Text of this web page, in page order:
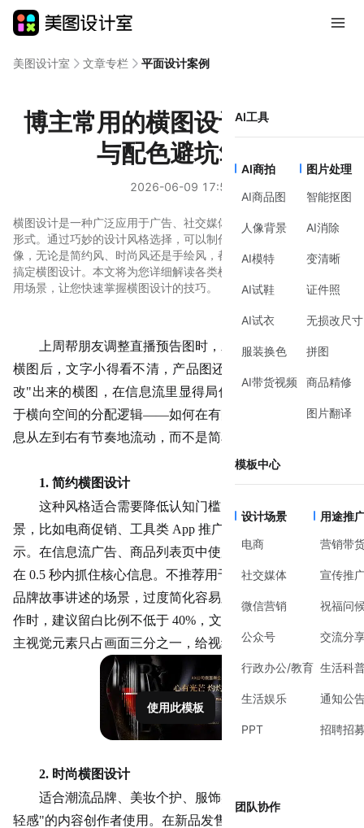
AI工具
AI商拍
AI商品图
人像背景
AI模特
AI试鞋
AI试衣
服装换色
AI带货视频
图片处理
智能抠图
AI消除
变清晰
证件照
无损改尺寸
拼图
商品精修
图片翻译
模板中心
设计场景
电商
社交媒体
微信营销
公众号
行政办公/教育
生活娱乐
PPT
用途推
营销带
宣传推
祝福问
交流分
生活科
通知公
招聘招
团队协作
美图设计室 文章专栏 平面设计案例
博主常用的横图设计排版逻辑
与配色避坑笔记
2026-06-09 17:57
横图设计是一种广泛应用于广告、社交媒体和商业宣传的视觉设计
形式。通过巧妙的设计风格选择，可以制作出吸引眼球的优质图
像，无论是简约风、时尚风还是手绘风，都能在美图设计室中轻松
搞定横图设计。本文将为您详细解读各类横图设计模板的特点和应
用场景，让您快速掌握横图设计的技巧。
上周帮朋友调整直播预告图时，发现把竖版海报硬拉成
横图后，文字小得看不清，产品图还被截了一半。这种
改"出来的横图，在信息流里显得局促又业余。其实问题在
于横向空间的分配逻辑——如何在有限的垂直高度里，让信
息从左到右有节奏地流动，而不是简单地把竖图内容压扁。
1. 简约横图设计
这种风格适合需要降低认知门槛、快速传递信息的场
景，比如电商促销、工具类 App 推广或标准化的商品展
示。在信息流广告、商品列表页中使用效果最好，能让用户
在 0.5 秒内抓住核心信息。不推荐用于需要营造情感氛围或
品牌故事讲述的场景，过度简化容易显得冷漠疏离。实际操
作时，建议留白比例不低于 40%，文字控制在两行以内，
主视觉元素只占画面三分之一，给视线留出呼吸空间。
使用此模板
2. 时尚横图设计
适合潮流品牌、美妆个护 、服饰类目，或需要塑造
轻感"的内容创作者使用。在新品发售、联名官宣、Lookbo